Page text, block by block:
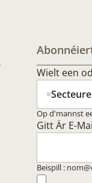
Wielt een
Op d'mannst
Gitt Är E-
Beispill :